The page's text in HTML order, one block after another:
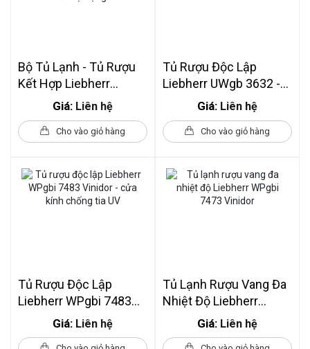
Bộ Tủ Lạnh - Tủ Rượu
Kết Hợp Liebherr
SWNstd 529i - SRsdd
5230 - 44 Chai - Làm Đá
Tự Động
Giá: Liên hệ
Cho vào giỏ hàng
Tủ Rượu Độc Lập
Liebherr UWgb 3632 -
32 ChaiGiá: Liên hệ
Cho vào giỏ hàng
Tủ Rượu Độc Lập
Liebherr WPgbi 7483
Vinidor - Cửa Kính
Chống Tia UV
Giá: Liên hệ
Tủ Lạnh Rượu Vang Đa
Nhiệt Độ Liebherr
WPgbi 7473 Vinidor
Giá: Liên hệ